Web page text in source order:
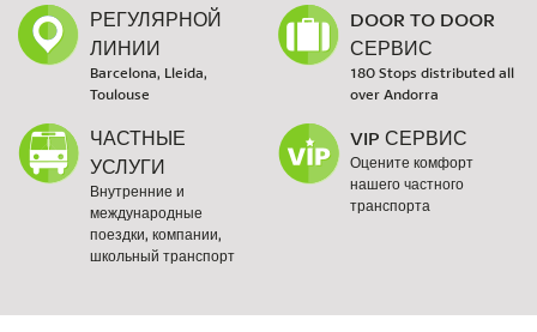
РЕГУЛЯРНОЙ
ЛИНИИ
Barcelona, Lleida,
Toulouse
DOOR TO DOOR
СЕРВИС
180 Stops distributed all
over Andorra
ЧАСТНЫЕ
УСЛУГИ
Внутренние и
международные
поездки, компании,
школьный транспорт
VIP СЕРВИС
Оцените комфорт
нашего частного
транспорта